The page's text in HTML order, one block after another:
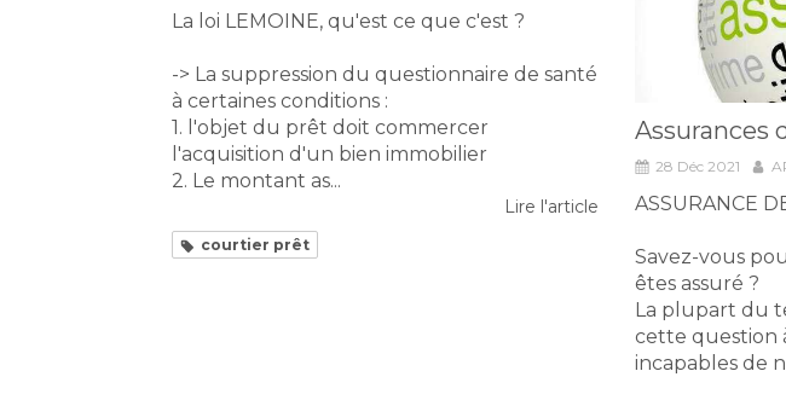
La loi LEMOINE, qu'est ce que c'est ?
-> La suppression du questionnaire de santé
à certaines conditions :
1. l'objet du prêt doit commercer
l'acquisition d'un bien immobilier
2. Le montant as...
Lire l'article
courtier prêt
Assurances
28 Déc 2021
ASSURANCE
Savez-vous
êtes assuré ?
La plupart du
cette question
incapables de